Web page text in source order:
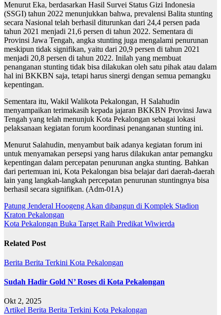
Menurut Eka, berdasarkan Hasil Survei Status Gizi Indonesia
(SSGI) tahun 2022 menunjukkan bahwa, prevalensi Balita stunting
secara Nasional telah berhasil diturunkan dari 24,4 persen pada
tahun 2021 menjadi 21,6 persen di tahun 2022. Sementara di
Provinsi Jawa Tengah, angka stunting juga mengalami penurunan
meskipun tidak signifikan, yaitu dari 20,9 persen di tahun 2021
menjadi 20,8 persen di tahun 2022. Inilah yang membuat
penanganan stunting tidak bisa dilakukan oleh satu pihak atau dalam
hal ini BKKBN saja, tetapi harus sinergi dengan semua pemangku
kepentingan.
Sementara itu, Wakil Walikota Pekalongan, H Salahudin
menyampaikan terimakasih kepada jajaran BKKBN Provinsi Jawa
Tengah yang telah menunjuk Kota Pekalongan sebagai lokasi
pelaksanaan kegiatan forum koordinasi penanganan stunting ini.
Menurut Salahudin, menyambut baik adanya kegiatan forum ini
untuk menyamakan persepsi yang harus dilakukan antar pemangku
kepentingan dalam percepatan penurunan angka stunting. Bahkan
dari pertemuan ini, Kota Pekalongan bisa belajar dari daerah-daerah
lain yang langkah-langkah percepatan penurunan stuntingnya bisa
berhasil secara signifikan. (Adm-01A)
Navigasi
pos
Patung Jenderal Hoogeng Akan dibangun di Komplek Stadion
Kraton Pekalongan
Kota Pekalongan Buka Target Raih Predikat Wiwierda
Related Post
Berita Berita Terkini Kota Pekalongan
Sudah Hadir Gold N’ Roses di Kota Pekalongan
Okt 2, 2025
Artikel Berita Berita Terkini Kota Pekalongan